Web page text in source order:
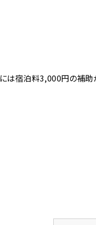
宿泊料3,000円の補助